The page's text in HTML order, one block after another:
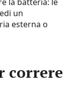
un
esterna o
correre